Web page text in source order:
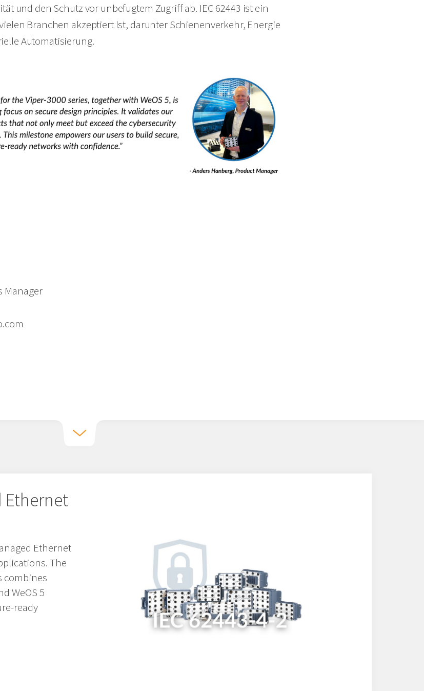
und den Schutz vor unbefugtem Zugriff ab. IEC 62443 ist ein
Branchen akzeptiert ist, darunter Schienenverkehr, Energie
Automatisierung.
Manager
Ethernet
Ethernet
The
combines
WeOS 5
ready